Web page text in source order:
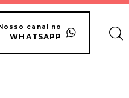
canal no
WHATSAPP